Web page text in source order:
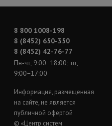
8 800 1008-198
8 (8452) 650-350
8 (8452) 42-76-77
Пн-чт, 9:00−18:00; пт,
9:00−17:00
Информация, размещенная
на сайте, не является
публичной офертой
© «Центр систем